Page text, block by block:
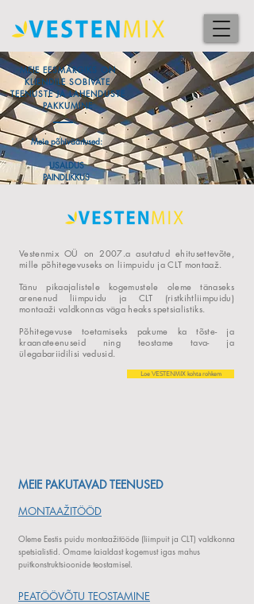
MEIE EESMÄRGIKS ON
KLIENDILE SOBIVATE
TEENUSTE JA LAHENDUSTE
PAKKUMINE
Meie põhiväärtused:
USALDUS
PAINDLIKKUS
Vestenmix OÜ on 2007.a asutatud ehitusettevõte,
mille põhitegevuseks on liimpuidu ja CLT montaaž.
Tänu pikaajalistele kogemustele oleme tänaseks
arenenud liimpuidu ja CLT (ristkihtliimpuidu)
montaaži valdkonnas väga heaks spetsialistiks.
Põhitegevuse toetamiseks pakume ka tõste- ja
kraanateenuseid ning teostame tava- ja
ülegabariidilisi vedusid.
Loe VESTENMIX kohta rohkem
MONTAAŽITÖÖD
Oleme Eestis puidu montaažitööde (liimpuit ja CLT) valdkonna
spetsialistid. Omame laialdast kogemust igas mahus
puitkonstruktsioonide teostamisel.
PEATÖÖVÕTU TEOSTAMINE
MEIE PAKUTAVAD TEENUSED